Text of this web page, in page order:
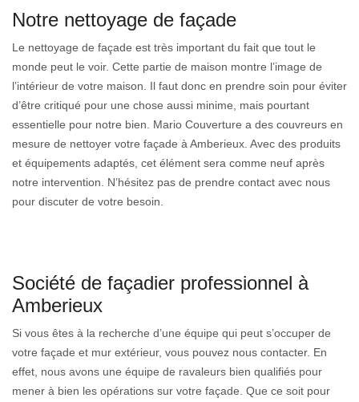
Notre nettoyage de façade
Le nettoyage de façade est très important du fait que tout le
monde peut le voir. Cette partie de maison montre l’image de
l’intérieur de votre maison. Il faut donc en prendre soin pour éviter
d’être critiqué pour une chose aussi minime, mais pourtant
essentielle pour notre bien. Mario Couverture a des couvreurs en
mesure de nettoyer votre façade à Amberieux. Avec des produits
et équipements adaptés, cet élément sera comme neuf après
notre intervention. N’hésitez pas de prendre contact avec nous
pour discuter de votre besoin.
Société de façadier professionnel à
Amberieux
Si vous êtes à la recherche d’une équipe qui peut s’occuper de
votre façade et mur extérieur, vous pouvez nous contacter. En
effet, nous avons une équipe de ravaleurs bien qualifiés pour
mener à bien les opérations sur votre façade. Que ce soit pour